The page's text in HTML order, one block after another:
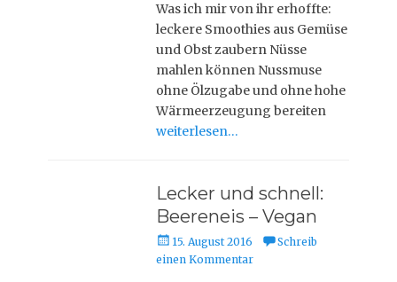
Was ich mir von ihr erhoffte:
leckere Smoothies aus Gemüse
und Obst zaubern Nüsse
mahlen können Nussmuse
ohne Ölzugabe und ohne hohe
Wärmeerzeugung bereiten
weiterlesen…
Lecker und schnell:
Beereneis – Vegan
P
o
15. August 2016
Schreib
einen Kommentar